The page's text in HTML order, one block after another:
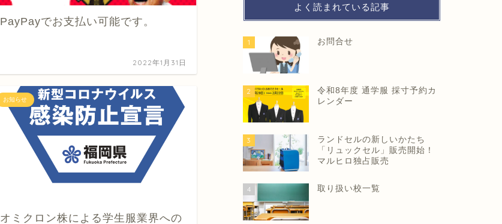
PayPayでお支払い可能です。
2022年1月31日
お知らせ
オミクロン株による学生服業界への
20%お得にお買い物！久留米市プレ
受付スタート
お知らせ
よく読まれている記事
1 お問合せ
2
令和8年度 通学服 採寸予約カ
レンダー
3
ランドセルの新しいかたち
「リュックセル」販売開始！
マルヒロ独占販売
4 取り扱い校一覧